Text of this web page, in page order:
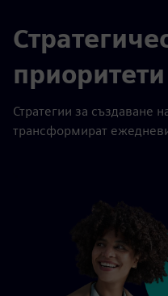
приоритети
Стратегии за създаване
трансформират